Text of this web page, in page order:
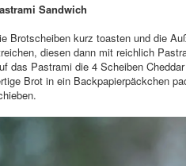
Sandwich
Brotscheiben kurz toasten und die
diesen dann mit reichlich
das Pastrami die 4 Scheiben
Brot in ein Backpapierpäckchen